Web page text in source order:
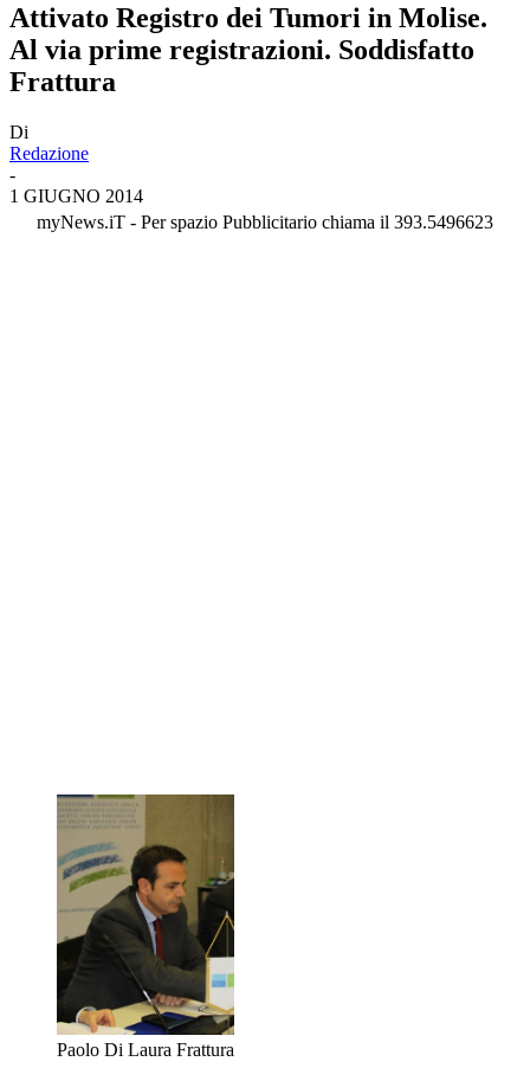
Attivato Registro dei Tumori in Molise.
Al via prime registrazioni. Soddisfatto
Frattura
Di
Redazione
-
1 GIUGNO 2014
myNews.iT - Per spazio Pubblicitario chiama il 393.5496623
Paolo Di Laura Frattura